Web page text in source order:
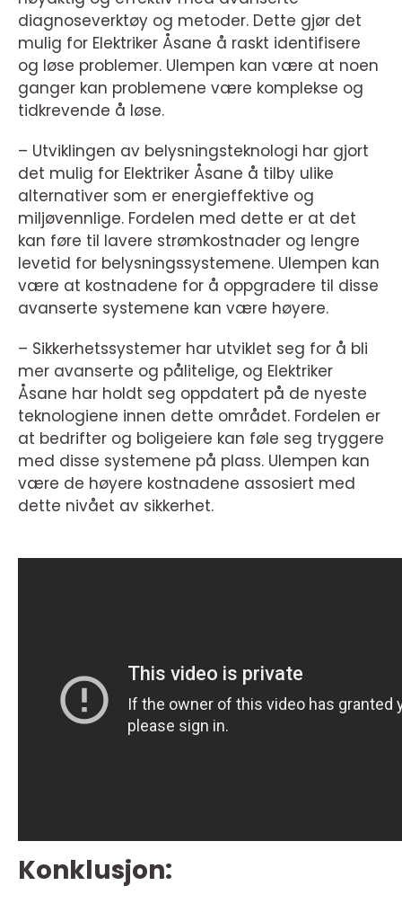
diagnoseverktøy og metoder. Dette gjør det
mulig for Elektriker Åsane å raskt identifisere
og løse problemer. Ulempen kan være at noen
ganger kan problemene være komplekse og
tidkrevende å løse.
– Utviklingen av belysningsteknologi har gjort
det mulig for Elektriker Åsane å tilby ulike
alternativer som er energieffektive og
miljøvennlige. Fordelen med dette er at det
kan føre til lavere strømkostnader og lengre
levetid for belysningssystemene. Ulempen kan
være at kostnadene for å oppgradere til disse
avanserte systemene kan være høyere.
– Sikkerhetssystemer har utviklet seg for å bli
mer avanserte og pålitelige, og Elektriker
Åsane har holdt seg oppdatert på de nyeste
teknologiene innen dette området. Fordelen er
at bedrifter og boligeiere kan føle seg tryggere
med disse systemene på plass. Ulempen kan
være de høyere kostnadene assosiert med
dette nivået av sikkerhet.
Konklusjon: